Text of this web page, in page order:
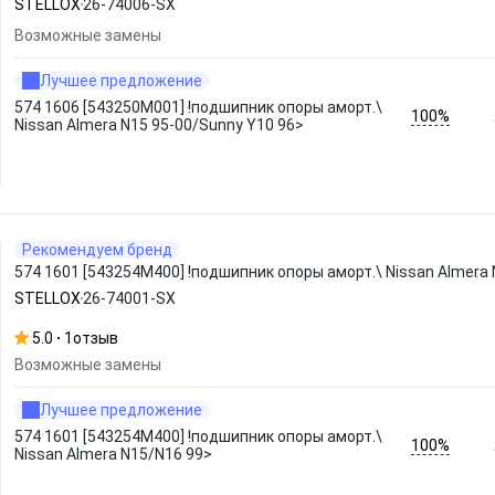
STELLOX 26-74006-SX
Возможные замены
Лучшее предложение
574 1606 [543250M001] !подшипник опоры аморт.\
Nissan Almera N15 95-00/Sunny Y10 96>
100%
Рекомендуем бренд
574 1601 [543254M400] !подшипник опоры аморт.\ Nissan Almera
STELLOX 26-74001-SX
5.0 1отзыв
Возможные замены
Лучшее предложение
574 1601 [543254M400] !подшипник опоры аморт.\
Nissan Almera N15/N16 99>
100%